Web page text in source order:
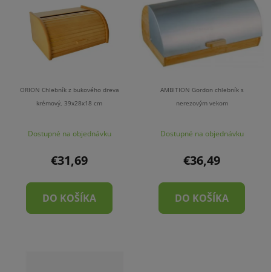
ORION Chlebník z bukového dreva
krémový, 39x28x18 cm
Dostupné na objednávku
€31,69
DO KOŠÍKA
AMBITION Gordon chlebník s
nerezovým vekom
Dostupné na objednávku
€36,49
DO KOŠÍKA